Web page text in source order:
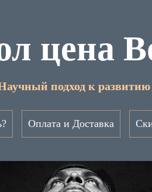
цена
подход к развитию
Оплата и Доставка